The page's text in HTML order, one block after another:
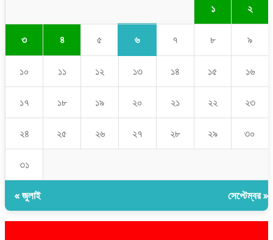
১ ২
৩ ৪ ৫ ৬ ৭ ৮ ৯
১০ ১১ ১২ ১৩ ১৪ ১৫ ১৬
১৭ ১৮ ১৯ ২০ ২১ ২২ ২৩
২৪ ২৫ ২৬ ২৭ ২৮ ২৯ ৩০
৩১
« জুলাই সেপ্টেম্বর »